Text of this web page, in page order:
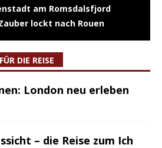
am Romsdalsfjord
lockt nach Rouen
DIE REISE
London neu erleben
– die Reise zum Ich